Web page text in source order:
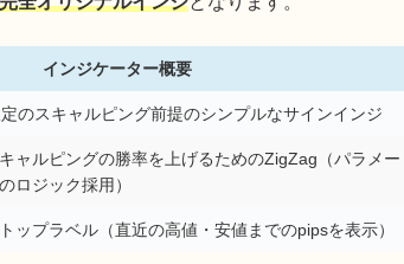
インジケーター概要
のスキャルピング前提のシンプルなサインインジ
ャルピングの勝率を上げるためのZigZag（パラメー
ロジック採用）
ップラベル（直近の高値・安値までのpipsを表示）